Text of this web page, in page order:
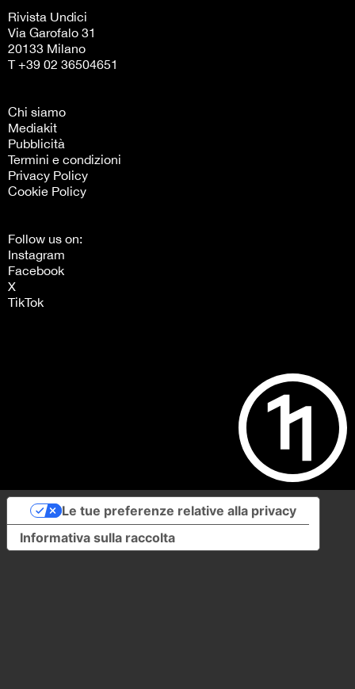
Rivista Undici
Via Garofalo 31
20133 Milano
T +39 02 36504651
Chi siamo
Mediakit
Pubblicità
Termini e condizioni
Privacy Policy
Cookie Policy
Follow us on:
Instagram
Facebook
X
TikTok
Informativa sulla raccolta
Le tue preferenze relative alla privacy